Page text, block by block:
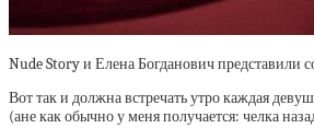
Nude Story и Елена Богданович представили
Вот так и должна встречать утро каждая
(ане как обычно у меня получается: челка